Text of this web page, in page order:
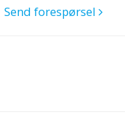
Send forespørsel